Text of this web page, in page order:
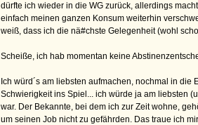
dürfte ich wieder in die WG zurück, allerdings
einfach meinen ganzen Konsum weiterhin
weiß, dass ich die nä#chste Gelegenheit (wohl
Scheiße, ich hab momentan keine
Ich würd´s am liebsten aufmachen, nochmal in
Schwierigkeit ins Spiel... ich würde ja am liebsten
war. Der Bekannte, bei dem ich zur Zeit wohne,
um seinen Job nicht zu gefährden. Das traue ich